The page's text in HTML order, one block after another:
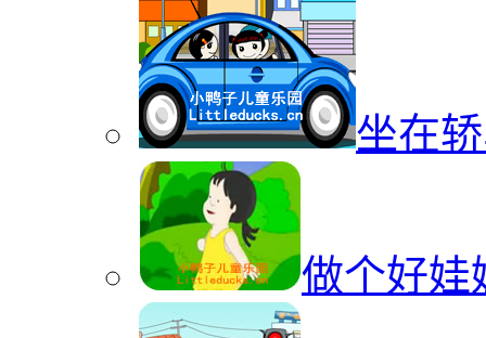
坐在
做个好娃